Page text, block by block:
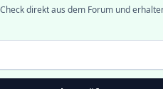
direkt aus dem Forum und